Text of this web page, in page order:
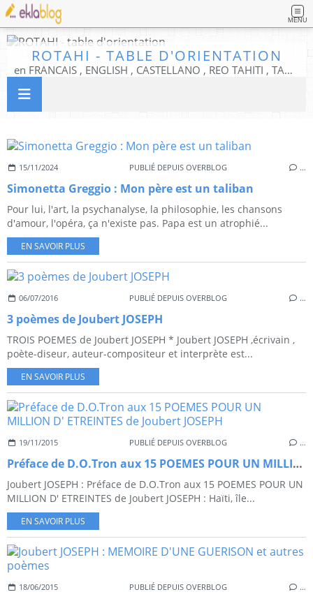
MENU
ROTAHI - TABLE D'ORIENTATION
en FRANCAIS , ENGLISH , CASTELLANO , REO TAHITI , TAMIZH , TIFINAGH, ESPERANTO
15/11/2024 PUBLIÉ DEPUIS OVERBLOG …
Simonetta Greggio : Mon père est un taliban
Pour lui, l'art, la psychanalyse, la philosophie, les chansons
d'amour, l'opéra, ça n'existe pas. Papa est un atrophié...
EN SAVOIR PLUS
06/07/2016 PUBLIÉ DEPUIS OVERBLOG …
3 poèmes de Joubert JOSEPH
TROIS POEMES de Joubert JOSEPH * Joubert JOSEPH ,écrivain ,
poète-diseur, auteur-compositeur et interprète est...
EN SAVOIR PLUS
19/11/2015 PUBLIÉ DEPUIS OVERBLOG …
Préface de D.O.Tron aux 15 POEMES POUR UN MILLION D' ETREINTES de Joubert JOSEPH
Joubert JOSEPH : Préface de D.O.Tron aux 15 POEMES POUR UN
MILLION D' ETREINTES de Joubert JOSEPH : Haïti, île...
EN SAVOIR PLUS
18/06/2015 PUBLIÉ DEPUIS OVERBLOG …